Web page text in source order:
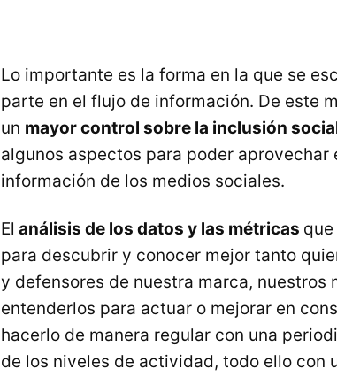
Lo importante es la forma en la que se
parte en el flujo de información. De este
un mayor control sobre la inclusión
algunos aspectos para poder
información de los medios sociales.
El análisis de los datos y las métricas
para descubrir y conocer mejor tanto
y defensores de nuestra marca,
entenderlos para actuar o mejorar en
hacerlo de manera regular con una
de los niveles de actividad, todo ello con